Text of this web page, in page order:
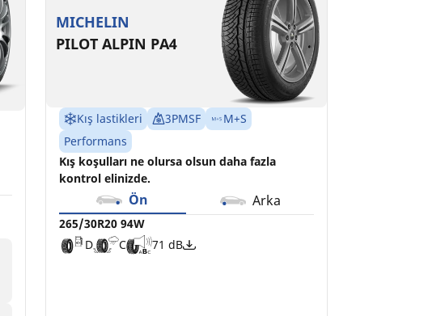
MICHELIN
PILOT ALPIN PA4
Kış lastikleri 3PMSF
M+S
Performans
Kış koşulları ne olursa olsun daha fazla
kontrol elinizde.
Ön Arka
265/30R20 94W
D
C 71 dB